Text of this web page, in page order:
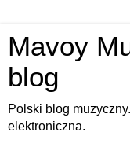
Mavoy
blog
Polski blog
elektroniczna.